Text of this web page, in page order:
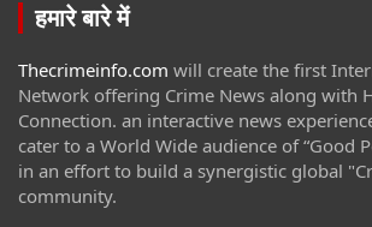
हमारे बारे में
Thecrimeinfo.com will create the first
Network offering Crime News along with
Connection. an interactive news
cater to a World Wide audience of “Good
in an effort to build a synergistic global
community.